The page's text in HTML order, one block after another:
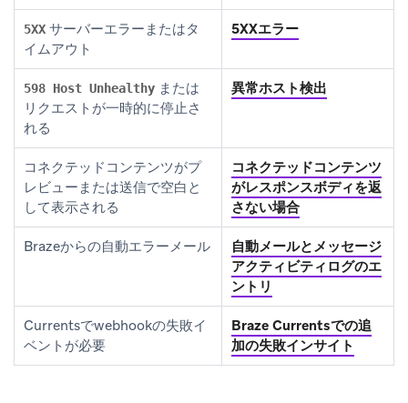
5XX サーバーエラーまたはタ
イムアウト
5XXエラー
598 Host Unhealthy または
リクエストが一時的に停止さ
れる
異常ホスト検出
コネクテッドコンテンツがプ
レビューまたは送信で空白と
して表示される
コネクテッドコンテンツ
がレスポンスボディを返
さない場合
Brazeからの自動エラーメール
自動メールとメッセージ
アクティビティログのエ
ントリ
Currentsでwebhookの失敗イ
ベントが必要
Braze Currentsでの追
加の失敗インサイト